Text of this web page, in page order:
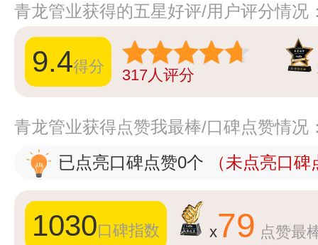
青龙管业获得的五星好评/用户评分情况
9.4得分 317人评分
青龙管业获得点赞我最棒/口碑点赞情况
已点亮口碑点赞0个
（未点亮口
1030口碑指数 x79 点赞最